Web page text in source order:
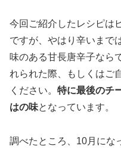
今回ご紹介したレシピは
ですが、やはり辛いまで
味のある甘長唐辛子なら
れられた際、もしくはご
ください。 特に最後のチ
はの味となっています。
調べたところ、10月にな